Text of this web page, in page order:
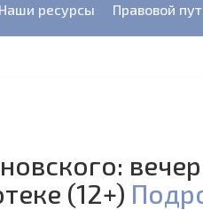
Наши ресурсы Правовой
вечер
(12+)